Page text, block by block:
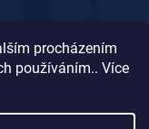
procházením
používáním.. Více
Kč